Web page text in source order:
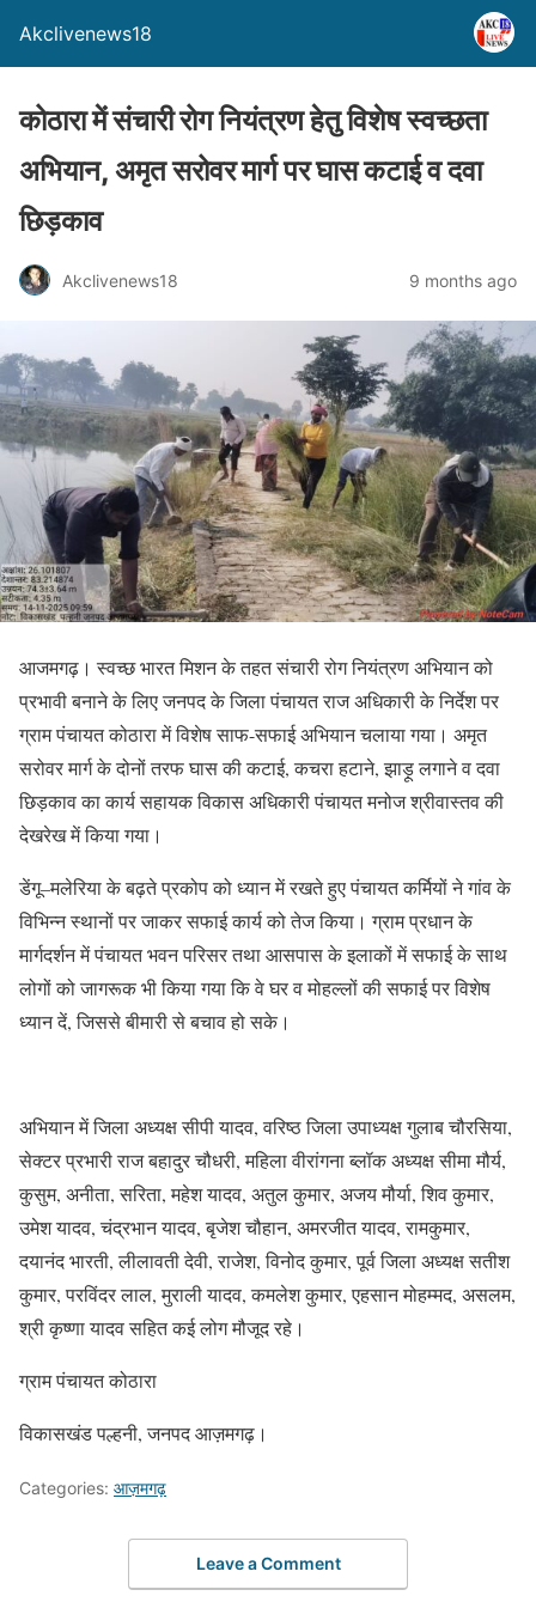
Akclivenews18
कोठारा में संचारी रोग नियंत्रण हेतु विशेष स्वच्छता
अभियान, अमृत सरोवर मार्ग पर घास कटाई व दवा
छिड़काव
Akclivenews18 9 months ago
आजमगढ़। स्वच्छ भारत मिशन के तहत संचारी रोग नियंत्रण अभियान को
प्रभावी बनाने के लिए जनपद के जिला पंचायत राज अधिकारी के निर्देश पर
ग्राम पंचायत कोठारा में विशेष साफ-सफाई अभियान चलाया गया। अमृत
सरोवर मार्ग के दोनों तरफ घास की कटाई, कचरा हटाने, झाड़ू लगाने व दवा
छिड़काव का कार्य सहायक विकास अधिकारी पंचायत मनोज श्रीवास्तव की
देखरेख में किया गया।
डेंगू–मलेरिया के बढ़ते प्रकोप को ध्यान में रखते हुए पंचायत कर्मियों ने गांव के
विभिन्न स्थानों पर जाकर सफाई कार्य को तेज किया। ग्राम प्रधान के
मार्गदर्शन में पंचायत भवन परिसर तथा आसपास के इलाकों में सफाई के साथ
लोगों को जागरूक भी किया गया कि वे घर व मोहल्लों की सफाई पर विशेष
ध्यान दें, जिससे बीमारी से बचाव हो सके।
अभियान में जिला अध्यक्ष सीपी यादव, वरिष्ठ जिला उपाध्यक्ष गुलाब चौरसिया,
सेक्टर प्रभारी राज बहादुर चौधरी, महिला वीरांगना ब्लॉक अध्यक्ष सीमा मौर्य,
कुसुम, अनीता, सरिता, महेश यादव, अतुल कुमार, अजय मौर्या, शिव कुमार,
उमेश यादव, चंद्रभान यादव, बृजेश चौहान, अमरजीत यादव, रामकुमार,
दयानंद भारती, लीलावती देवी, राजेश, विनोद कुमार, पूर्व जिला अध्यक्ष सतीश
कुमार, परविंदर लाल, मुराली यादव, कमलेश कुमार, एहसान मोहम्मद, असलम,
श्री कृष्णा यादव सहित कई लोग मौजूद रहे।
ग्राम पंचायत कोठारा
विकासखंड पल्हनी, जनपद आज़मगढ़।
Categories: आज़मगढ़
Leave a Comment